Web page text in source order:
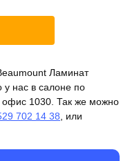
Ламинат
у нас в салоне по
офис 1030. Так же можно
702 14 38 , или